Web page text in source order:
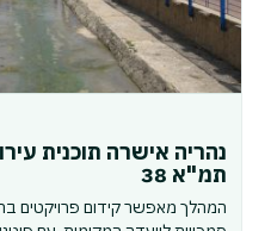
נהריה אישרה תוכנית
תמ"א 38
המהלך מאפשר קידום פרויקטים